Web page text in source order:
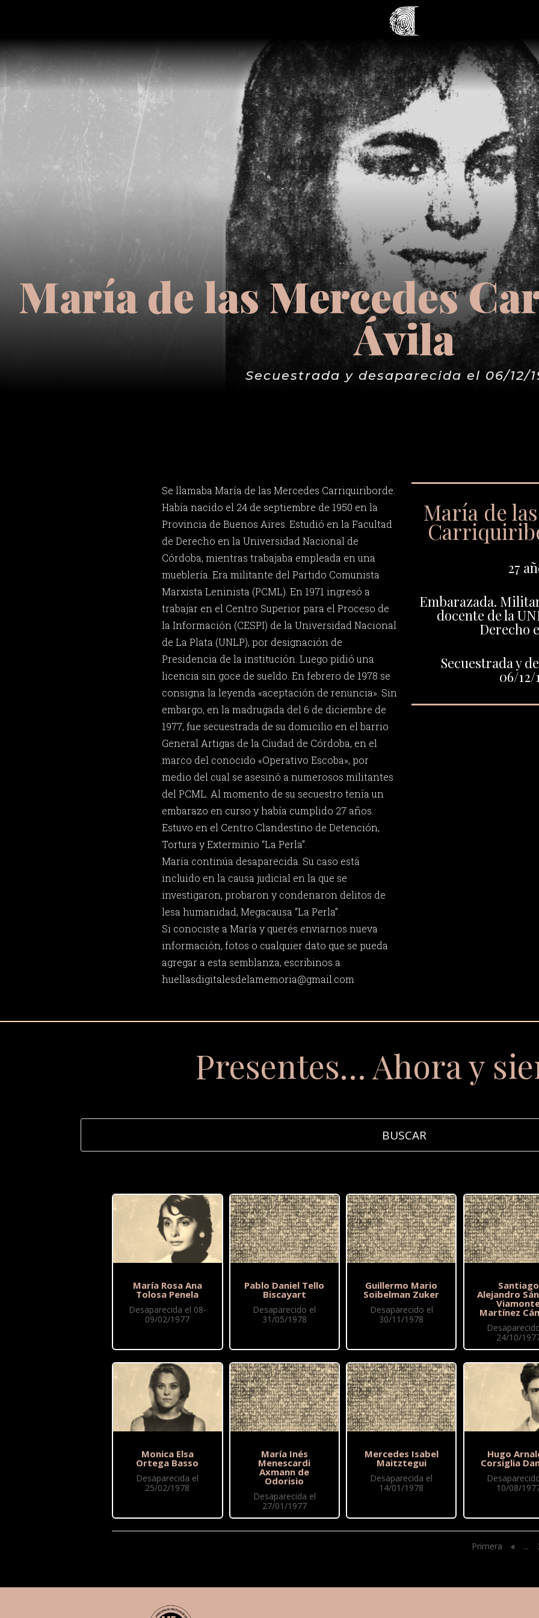
María de las Mercedes
Ávila
Secuestrada y desaparecida el 06/12/
Se llamaba María de las Mercedes Carriquiriborde.
Había nacido el 24 de septiembre de 1950 en la
Provincia de Buenos Aires. Estudió en la Facultad
de Derecho en la Universidad Nacional de
Córdoba, mientras trabajaba empleada en una
mueblería. Era militante del Partido Comunista
Marxista Leninista (PCML). En 1971 ingresó a
trabajar en el Centro Superior para el Proceso de
la Información (CESPI) de la Universidad Nacional
de La Plata (UNLP), por designación de
Presidencia de la institución. Luego pidió una
licencia sin goce de sueldo. En febrero de 1978 se
consigna la leyenda «aceptación de renuncia». Sin
embargo, en la madrugada del 6 de diciembre de
1977, fue secuestrada de su domicilio en el barrio
General Artigas de la Ciudad de Córdoba, en el
marco del conocido «Operativo Escoba», por
medio del cual se asesinó a numerosos militantes
del PCML. Al momento de su secuestro tenía un
embarazo en curso y había cumplido 27 años.
Estuvo en el Centro Clandestino de Detención,
Tortura y Exterminio “La Perla”.
María continúa desaparecida. Su caso está
incluido en la causa judicial en la que se
investigaron, probaron y condenaron delitos de
lesa humanidad, Megacausa “La Perla”.
Si conociste a María y querés enviarnos nueva
información, fotos o cualquier dato que se pueda
agregar a esta semblanza, escribinos a
huellasdigitalesdelamemoria@gmail.com
María de
27
Embarazada.
docente de la
Derecho
Secuestrada y
06/12/
Presentes… Ahora y
María Rosa Ana
Tolosa Penela
Desaparecida el 08-
09/02/1977
Monica Elsa
Ortega Basso
Desaparecida el
25/02/1978
Pablo Daniel Tello
Biscayart
Desaparecido el
31/05/1978
María Inés
Menescardi
Axmann de
Odorisio
Desaparecida el
27/01/1977
Guillermo Mario
Soibelman Zuker
Desaparecido el
30/11/1978
Mercedes Isabel
Maitztegui
Desaparecida el
14/01/1978
Santiago
Alejandro
Martínez
24/10/
Hugo
Corsiglia
10/08/
Primera « ...